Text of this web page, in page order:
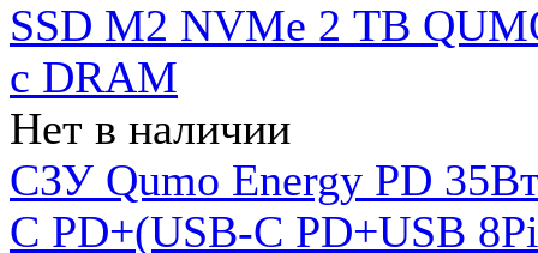
SSD M2 NVMe 2 ТB
c DRAM
Нет в наличии
СЗУ Qumo Energy PD
C PD+(USB-C PD+USB